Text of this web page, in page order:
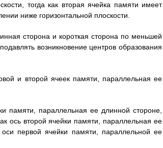
тогда как вторая ячейка памяти имеет
ниже горизонтальной плоскости.
сторона и короткая сторона по меньшей
возникновение центров образования
и второй ячеек памяти, параллельная ее
памяти, параллельная ее длинной стороне,
ось второй ячейки памяти, параллельная ее
первой ячейки памяти, параллельной ее